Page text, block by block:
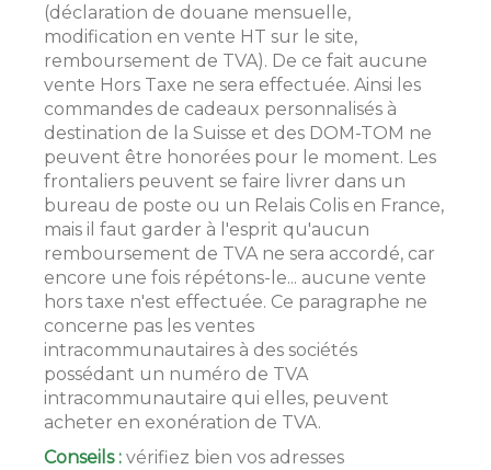
(déclaration de douane mensuelle,
modification en vente HT sur le site,
remboursement de TVA). De ce fait aucune
vente Hors Taxe ne sera effectuée. Ainsi les
commandes de cadeaux personnalisés à
destination de la Suisse et des DOM-TOM ne
peuvent être honorées pour le moment. Les
frontaliers peuvent se faire livrer dans un
bureau de poste ou un Relais Colis en France,
mais il faut garder à l'esprit qu'aucun
remboursement de TVA ne sera accordé, car
encore une fois répétons-le... aucune vente
hors taxe n'est effectuée. Ce paragraphe ne
concerne pas les ventes
intracommunautaires à des sociétés
possédant un numéro de TVA
intracommunautaire qui elles, peuvent
acheter en exonération de TVA.
Conseils : vérifiez bien vos adresses